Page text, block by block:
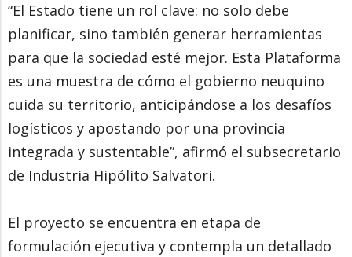
“El Estado tiene un rol clave: no solo debe
planificar, sino también generar herramientas
para que la sociedad esté mejor. Esta Plataforma
es una muestra de cómo el gobierno neuquino
cuida su territorio, anticipándose a los desafíos
logísticos y apostando por una provincia
integrada y sustentable”, afirmó el subsecretario
de Industria Hipólito Salvatori.
El proyecto se encuentra en etapa de
formulación ejecutiva y contempla un detallado